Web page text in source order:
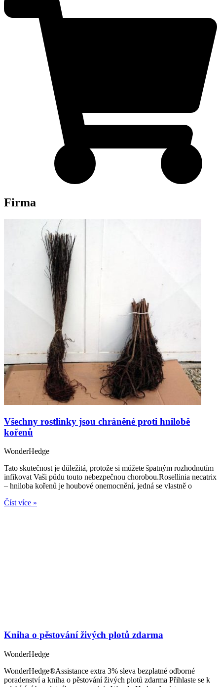
Firma
Všechny rostlinky jsou chráněné proti hnilobě
kořenů
WonderHedge
Tato skutečnost je důležitá, protože si můžete špatným rozhodnutím
infikovat Vaši půdu touto nebezpečnou chorobou.Rosellinia necatrix
– hniloba kořenů je houbové onemocnění, jedná se vlastně o
Číst více »
Kniha o pěstování živých plotů zdarma
WonderHedge
WonderHedge®Assistance extra 3% sleva bezplatné odborné
poradenství a kniha o pěstování živých plotů zdarma Přihlaste se k